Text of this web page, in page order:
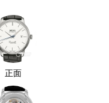
正面